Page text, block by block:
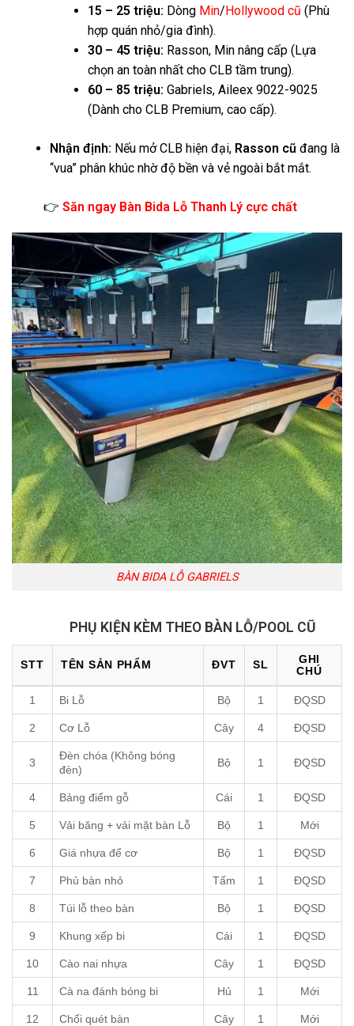
15 – 25 triệu: Dòng Min/Hollywood cũ (Phù
hợp quán nhỏ/gia đình).
30 – 45 triệu: Rasson, Min nâng cấp (Lựa
chọn an toàn nhất cho CLB tầm trung).
60 – 85 triệu: Gabriels, Aileex 9022-9025
(Dành cho CLB Premium, cao cấp).
Nhận định: Nếu mở CLB hiện đại, Rasson cũ đang là
“vua” phân khúc nhờ độ bền và vẻ ngoài bắt mắt.
👉 Săn ngay Bàn Bida Lỗ Thanh Lý cực chất
BÀN BIDA LỖ GABRIELS
PHỤ KIỆN KÈM THEO BÀN LỖ/POOL CŨ
STT TÊN SẢN PHẨM ĐVT SL
GHI
CHÚ
1 Bi Lỗ Bộ 1 ĐQSD
2 Cơ Lỗ Cây 4 ĐQSD
3
Đèn chóa (Không bóng
đèn)
Bộ 1 ĐQSD
4 Bảng điểm gỗ Cái 1 ĐQSD
5 Vải băng + vải mặt bàn Lỗ Bộ 1 Mới
6 Giá nhựa để cơ Bộ 1 ĐQSD
7 Phủ bàn nhỏ Tấm 1 ĐQSD
8 Túi lỗ theo bàn Bộ 1 ĐQSD
9 Khung xếp bi Cái 1 ĐQSD
10 Cào nai nhựa Cây 1 ĐQSD
11 Cà na đánh bóng bi Hủ 1 Mới
12 Chổi quét bàn Cây 1 Mới